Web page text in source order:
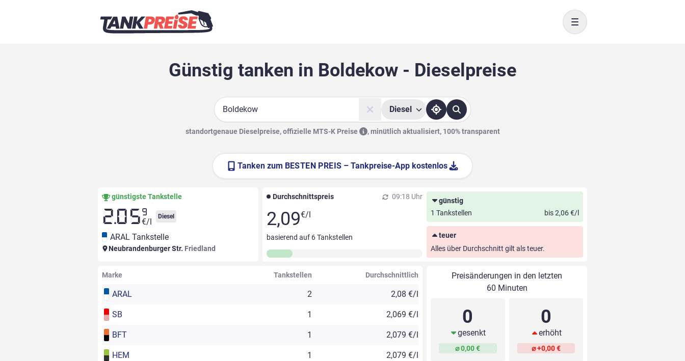
Toggle navigation
Günstig tanken in Boldekow - Dieselpreise
Suche
Diesel
standortgenaue Dieselpreise, offizielle MTS-K Preise ,minütlich aktualisiert, 100% transparent
Tanken zum BESTEN PREIS – Tankpreise-App kostenlos
günstigste Tankstelle
2.05 9
€/l
Diesel
ARAL Tankstelle
Neubrandenburger Str. Friedland
Durchschnittspreis 09:18 Uhr
2,09€/l
basierend auf 6Tankstellen
günstig
1 Tankstellen
bis 2,06 €/l
teuer
Alles über Durchschnitt gilt als teuer.
Marke Tankstellen Durchschnittlich
ARAL 2 2,08 €/l
SB 1 2,069 €/l
BFT 1 2,079 €/l
HEM 1 2,079 €/l
Preisänderungen in den letzten
60 Minuten
0
gesenkt
⌀ 0,00 €
0
erhöht
⌀ +0,00 €